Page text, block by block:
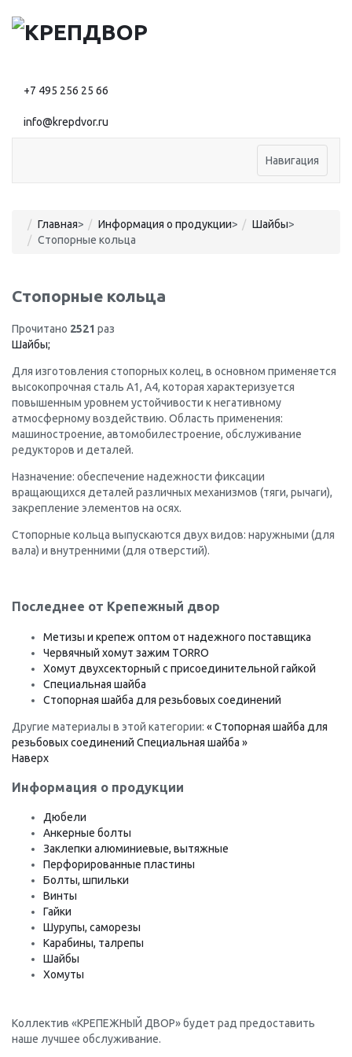
+7 495 256 25 66
info@krepdvor.ru
Навигация
Главная> Информация о продукции> Шайбы>
Стопорные кольца
Стопорные кольца
Прочитано 2521 раз
Шайбы;
Для изготовления стопорных колец, в основном применяется
высокопрочная сталь А1, А4, которая характеризуется
повышенным уровнем устойчивости к негативному
атмосферному воздействию. Область применения:
машиностроение, автомобилестроение, обслуживание
редукторов и деталей.
Назначение: обеспечение надежности фиксации
вращающихся деталей различных механизмов (тяги, рычаги),
закрепление элементов на осях.
Стопорные кольца выпускаются двух видов: наружными (для
вала) и внутренними (для отверстий).
Последнее от Крепежный двор
Метизы и крепеж оптом от надежного поставщика
Червячный хомут зажим TORRO
Хомут двухсекторный с присоединительной гайкой
Специальная шайба
Стопорная шайба для резьбовых соединений
Другие материалы в этой категории: « Стопорная шайба для
резьбовых соединений Специальная шайба »
Наверх
Информация о продукции
Дюбели
Анкерные болты
Заклепки алюминиевые, вытяжные
Перфорированные пластины
Болты, шпильки
Винты
Гайки
Шурупы, саморезы
Карабины, талрепы
Шайбы
Хомуты
Коллектив «КРЕПЕЖНЫЙ ДВОР» будет рад предоставить
наше лучшее обслуживание.